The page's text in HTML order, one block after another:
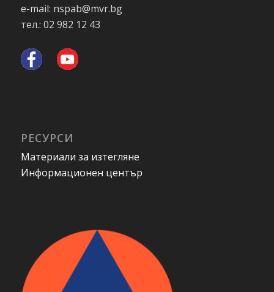
e-mail: nspab@mvr.bg
тел.: 02 982 12 43
РЕСУРСИ
Материали за изтегляне
Информационен център